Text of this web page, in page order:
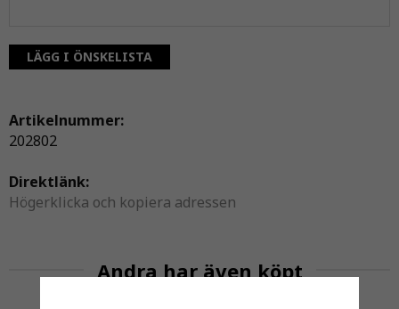
LÄGG I ÖNSKELISTA
Artikelnummer:
202802
Direktlänk:
Högerklicka och kopiera adressen
Andra har även köpt